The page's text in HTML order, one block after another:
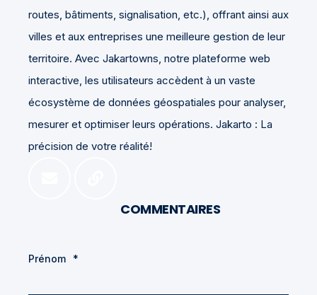
routes, bâtiments, signalisation, etc.), offrant ainsi aux
villes et aux entreprises une meilleure gestion de leur
territoire. Avec Jakartowns, notre plateforme web
interactive, les utilisateurs accèdent à un vaste
écosystème de données géospatiales pour analyser,
mesurer et optimiser leurs opérations. Jakarto : La
précision de votre réalité!
COMMENTAIRES
Prénom *